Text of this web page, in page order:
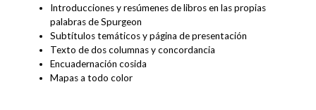
Introducciones y resúmenes de libros en las propias
palabras de Spurgeon
Subtítulos temáticos y página de presentación
Texto de dos columnas y concordancia
Encuadernación cosida
Mapas a todo color